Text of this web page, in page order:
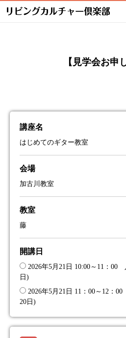
【見学会お申
講座名
はじめてのギター教室
会場
加古川教室
教室
藤
開講日
2026年5月21日 10:00～11：00
日)
2026年5月21日 11：00～12：
20日)